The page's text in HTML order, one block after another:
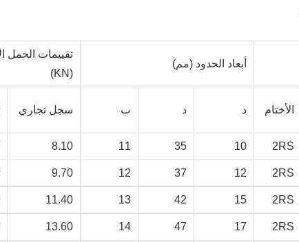
أبعاد الحدود (مم)
تقييمات الحمل
(KN)
الأختام د د ب سجل تجاري
2RS
10
35
11
8.10
2RS
12
37
12
9.70
2RS
15
42
13
11.40
2RS
17
47
14
13.60